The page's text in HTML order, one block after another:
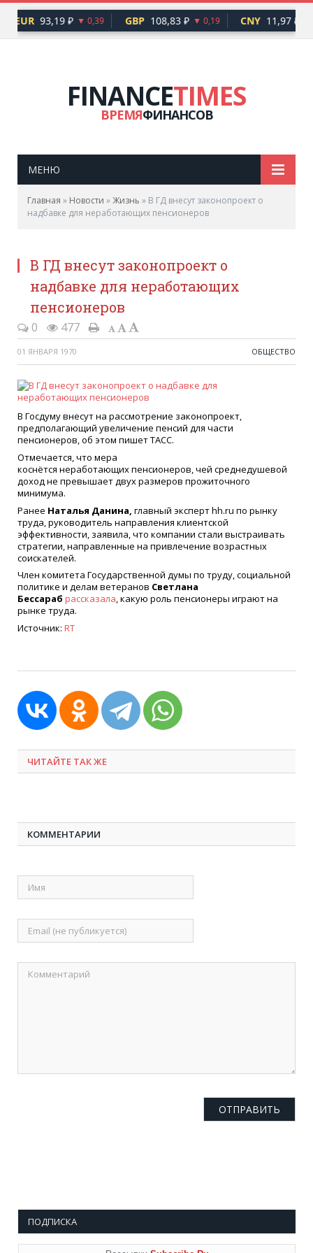
EUR 93,19 ₽ ▼ 0,39 GBP 108,83 ₽ ▼ 0,19 CNY 11,97 ₽
FINANCETIMES
ВРЕМЯФИНАНСОВ
МЕНЮ
Главная » Новости »Жизнь » В ГД внесут законопроект о
надбавке для неработающих пенсионеров
В ГД внесут законопроект о
надбавке для неработающих
пенсионеров
0 477
01 ЯНВАРЯ 1970 ОБЩЕСТВО
В Госдуму внесут на рассмотрение законопроект,
предполагающий увеличение пенсий для части
пенсионеров, об этом пишет ТАСС.
Отмечается, что мера
коснётся неработающих пенсионеров, чей среднедушевой
доход не превышает двух размеров прожиточного
минимума.
Ранее Наталья Данина, главный эксперт hh.ru по рынку
труда, руководитель направления клиентской
эффективности, заявила, что компании стали выстраивать
стратегии, направленные на привлечение возрастных
соискателей.
Член комитета Государственной думы по труду, социальной
политике и делам ветеранов Светлана
Бессараб рассказала, какую роль пенсионеры играют на
рынке труда.
Источник: RT
ЧИТАЙТЕ ТАК ЖЕ
КОММЕНТАРИИ
ПОДПИСКА